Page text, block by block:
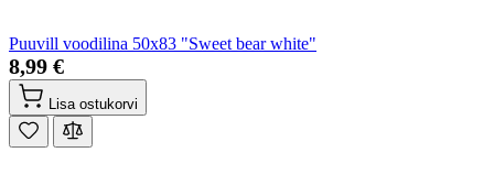
Puuvill voodilina 50x83 "Sweet bear white"
8,99 €
Lisa ostukorvi